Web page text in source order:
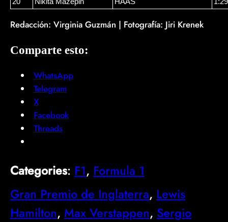
20
Nikita Mazepin HAAS
Redacción: Virginia Guzmán | Fotografía: Jiri Krenek
Comparte esto:
WhatsApp
Telegram
X
Facebook
Threads
Categories: F1, Formula 1
Gran Premio de Inglaterra, Lewis
Hamilton, Max Verstappen, Sergio